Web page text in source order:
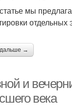
мы
дальше →
и
века